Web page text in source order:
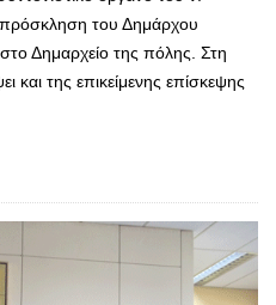
πρόσκληση του Δημάρχου
Δημαρχείο της πόλης. Στη
της επικείμενης επίσκεψης